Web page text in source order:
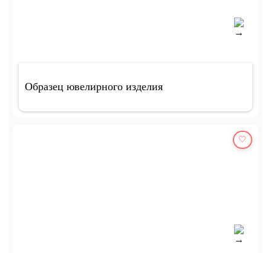
Образец ювелирного изделия
🤍